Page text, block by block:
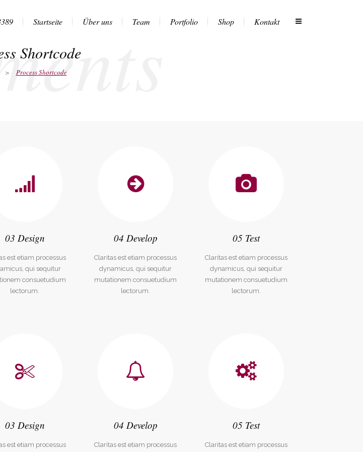
Startseite Über uns Team Portfolio Shop Kontakt
Shortcode
> Process Shortcode
03 Design
est etiam processus
qui sequitur
consuetudium
lectorum.
04 Develop
Claritas est etiam processus
dynamicus, qui sequitur
mutationem consuetudium
lectorum.
05 Test
Claritas est etiam processus
dynamicus, qui sequitur
mutationem consuetudium
lectorum.
03 Design
est etiam processus
04 Develop
Claritas est etiam processus
05 Test
Claritas est etiam processus